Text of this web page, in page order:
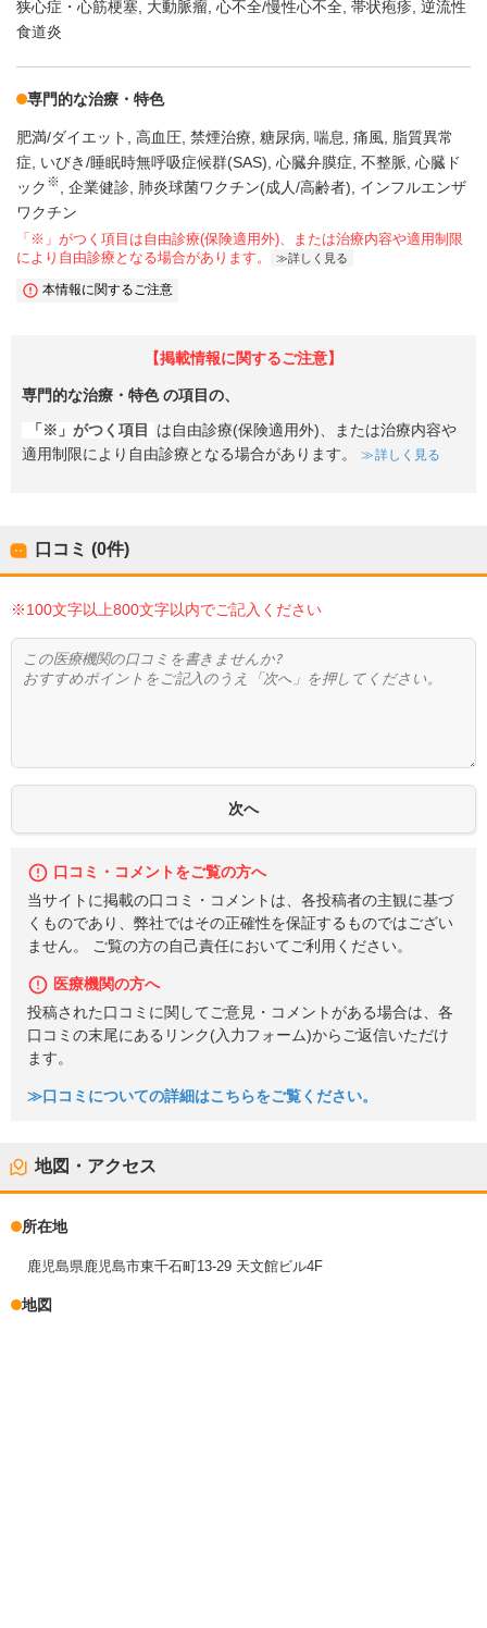
狭心症・心筋梗塞 大動脈瘤 心不全/慢性心不全 帯状疱疹 逆流性
食道炎
専門的な治療・特色
肥満/ダイエット 高血圧 禁煙治療 糖尿病 喘息 痛風 脂質異常
症
いびき/睡眠時無呼吸症候群(SAS) 心臓弁膜症 不整脈 心臓ド
ック ※ 企業健診 肺炎球菌ワクチン(成人/高齢者)
インフルエンザ
ワクチン
「※」がつく項目は自由診療(保険適用外)、または治療内容や適用制限
により自由診療となる場合があります。
詳しく見る
本情報に関するご注意
【掲載情報に関するご注意】
専門的な治療・特色の項目の、
「※」がつく項目
は自由診療(保険適用外)、または治療内容や
適用制限により自由診療となる場合があります。
詳しく見る
口コミ (0件)
※100文字以上800文字以内でご記入ください
口コミ・コメントをご覧の方へ
当サイトに掲載の口コミ・コメントは、各投稿者の主観に基づ
くものであり、弊社ではその正確性を保証するものではござい
ません。 ご覧の方の自己責任においてご利用ください。
医療機関の方へ
投稿された口コミに関してご意見・コメントがある場合は、各
口コミの末尾にあるリンク(入力フォーム)からご返信いただけ
ます。
≫口コミについての詳細はこちらをご覧ください。
地図・アクセス
所在地
鹿児島県鹿児島市東千石町13-29 天文館ビル4F
地図